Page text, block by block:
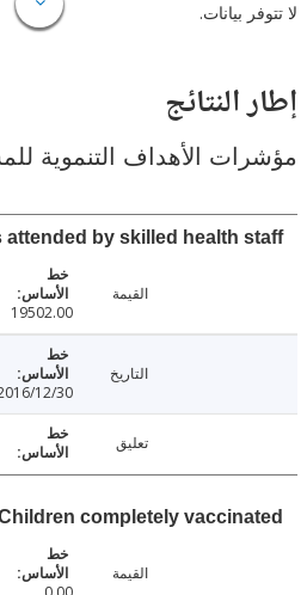
بيانات.
الأهداف التنموية للمشروع
Births attended by skilled health
19502.00
0.00
2016/12/30
Children completely
0.00